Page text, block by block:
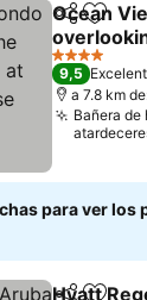
Compartir
Ocean
House
4 Estrellas
9,5
a 7.8 km
Bañera de
para ver los
Hyatt